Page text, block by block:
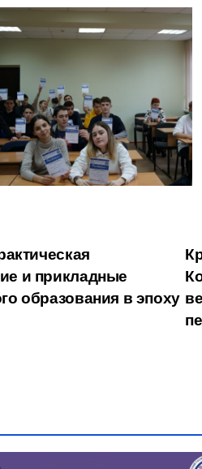
и прикладные
образования в эпоху